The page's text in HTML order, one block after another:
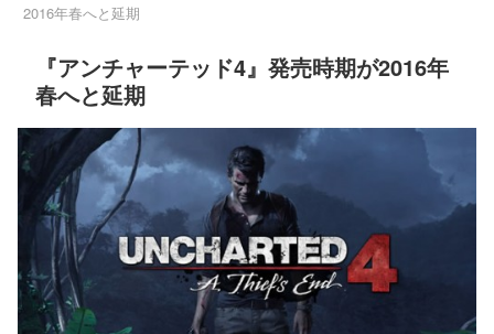
2016年春へと延期
『アンチャーテッド4』発売時期が2016年
春へと延期